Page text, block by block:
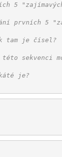
5
prvních 5
tam je čísel?
sekvenci
je?